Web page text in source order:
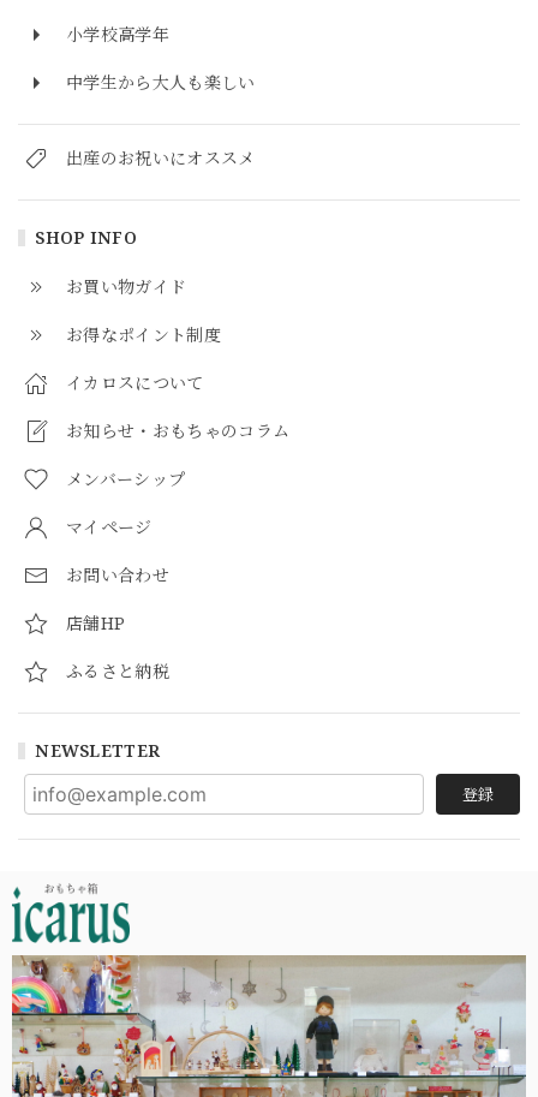
小学校高学年
中学生から大人も楽しい
出産のお祝いにオススメ
SHOP INFO
お買い物ガイド
お得なポイント制度
イカロスについて
お知らせ・おもちゃのコラム
メンバーシップ
マイページ
お問い合わせ
店舗HP
ふるさと納税
NEWSLETTER
登録